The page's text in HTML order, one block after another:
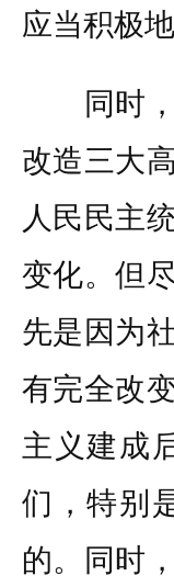
应当积极
同时，
改造三大
人民民主
变化。但
先是因为
有完全改
主义建成
们，特别
的。同时